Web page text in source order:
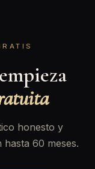
honesto y
60 meses.